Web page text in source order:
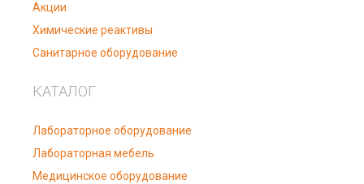
Акции
Химические реактивы
Санитарное оборудование
КАТАЛОГ
Лабораторное оборудование
Лабораторная мебель
Медицинское оборудование